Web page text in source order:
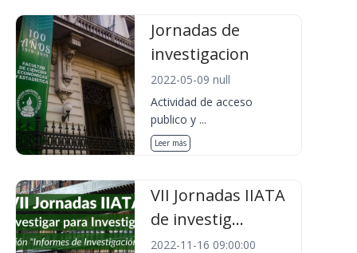
Jornadas de
investigacion
2022-05-09 null
Actividad de acceso
publico y ...
Leer más
VII Jornadas IIATA
de investig...
2022-11-16 09:00:00